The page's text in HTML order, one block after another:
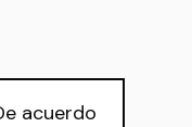
acuerdo